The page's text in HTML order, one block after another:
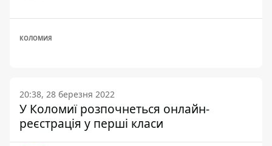
КОЛОМИЯ
20:38, 28 березня 2022
У Коломиї розпочнеться онлайн-
реєстрація у перші класи